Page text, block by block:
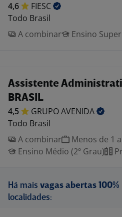
4,6
FIESC
Todo Brasil
A combinar
Ensino
Assistente
BRASIL
4,5 GRUPOAVENIDA
Todo Brasil
A combinar
Menos de 1
Ensino Médio (2º Grau)
Há mais vagas abertas
localidades: